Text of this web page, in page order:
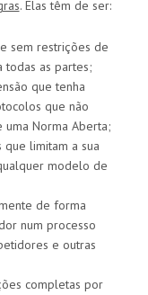
. Elas têm de ser:
sem restrições de
todas as partes;
que tenha
que não
Norma Aberta;
limitam a sua
modelo de
de forma
num processo
e outras
completas por